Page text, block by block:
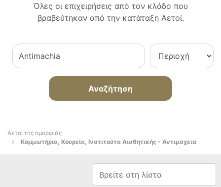
Όλες οι επιχειρήσεις από τον κλάδο που
βραβεύτηκαν από την κατάταξη Αετοί.
Αναζήτηση
Αετοί της ομορφιάς
Κομμωτήρια, Κουρεία, Ινστιτούτα Αισθητικής - Αντιμαχεια